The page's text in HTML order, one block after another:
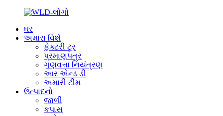
ઘર
અમારા વિશે
ફેક્ટરી ટૂર
પ્રમાણપત્ર
ગુણવત્તા નિયંત્રણ
આર એન્ડ ડી
અમારી ટીમ
ઉત્પાદનો
જાળી
કપાસ